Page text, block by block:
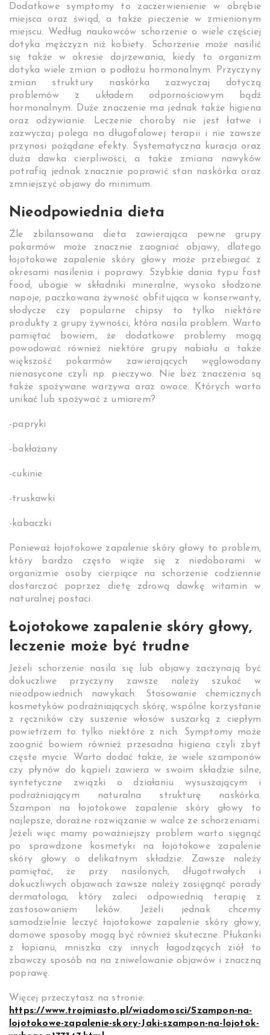
Dodatkowe symptomy to zaczerwienienie w obrębie
miejsca oraz świąd, a także pieczenie w zmienionym
miejscu. Według naukowców schorzenie o wiele częściej
dotyka mężczyzn niż kobiety. Schorzenie może nasilić
się także w okresie dojrzewania, kiedy to organizm
dotyka wiele zmian o podłożu hormonalnym. Przyczyny
zmian struktury naskórka zazwyczaj dotyczą
problemów z układem odpornościowym bądź
hormonalnym. Duże znaczenie ma jednak także higiena
oraz odżywianie. Leczenie choroby nie jest łatwe i
zazwyczaj polega na długofalowej terapii i nie zawsze
przynosi pożądane efekty. Systematyczna kuracja oraz
duża dawka cierpliwości, a także zmiana nawyków
potrafią jednak znacznie poprawić stan naskórka oraz
zmniejszyć objawy do minimum.
Nieodpowiednia dieta
Źle zbilansowana dieta zawierająca pewne grupy
pokarmów może znacznie zaogniać objawy, dlatego
łojotokowe zapalenie skóry głowy może przebiegać z
okresami nasilenia i poprawy. Szybkie dania typu fast
food, ubogie w składniki mineralne, wysoko słodzone
napoje, paczkowana żywność obfitująca w konserwanty,
słodycze czy popularne chipsy to tylko niektóre
produkty z grupy żywności, która nasila problem. Warto
pamiętać bowiem, że dodatkowe problemy mogą
powodować również niektóre grupy nabiału a także
większość pokarmów zawierających węglowodany
nienasycone czyli np. pieczywo. Nie bez znaczenia są
także spożywane warzywa oraz owoce. Których warto
unikać lub spożywać z umiarem?
-papryki
-bakłażany
-cukinie
-truskawki
-kabaczki
Ponieważ łojotokowe zapalenie skóry głowy to problem,
który bardzo często wiąże się z niedoborami w
organizmie osoby cierpiące na schorzenie codziennie
dostarczać poprzez dietę zdrową dawkę witamin w
naturalnej postaci.
Łojotokowe zapalenie skóry głowy,
leczenie może być trudne
Jeżeli schorzenie nasila się lub objawy zaczynają być
dokuczliwe przyczyny zawsze należy szukać w
nieodpowiednich nawykach. Stosowanie chemicznych
kosmetyków podrażniających skórę, wspólne korzystanie
z ręczników czy suszenie włosów suszarką z ciepłym
powietrzem to tylko niektóre z nich. Symptomy może
zaognić bowiem również przesadna higiena czyli zbyt
częste mycie. Warto dodać także, że wiele szamponów
czy płynów do kąpieli zawiera w swoim składzie silne,
syntetyczne związki o działaniu wysuszającym i
podrażniającym naturalna strukturę naskórka.
Szampon na łojotokowe zapalenie skóry głowy to
najlepsze, doraźne rozwiązanie w walce ze schorzeniami.
Jeżeli więc mamy poważniejszy problem warto sięgnąć
po sprawdzone kosmetyki na łojotokowe zapalenie
skóry głowy o delikatnym składzie. Zawsze należy
pamiętać, że przy nasilonych, długotrwałych i
dokuczliwych objawach zawsze należy zasięgnąć porady
dermatologa, który zaleci odpowiednią terapię z
zastosowaniem leków. Jeżeli jednak chcemy
samodzielnie leczyć łojotokowe zapalenie skóry głowy,
domowe sposoby mogą być również skuteczne. Płukanki
z łopianu, mniszka czy innych łagodzących ziół to
zbawczy sposób na na zniwelowanie objawów i znaczną
poprawę.
Więcej przeczytasz na stronie:
https://www.trojmiasto.pl/wiadomosci/Szampon-na-
lojotokowe-zapalenie-skory-Jaki-szampon-na-lojotok-